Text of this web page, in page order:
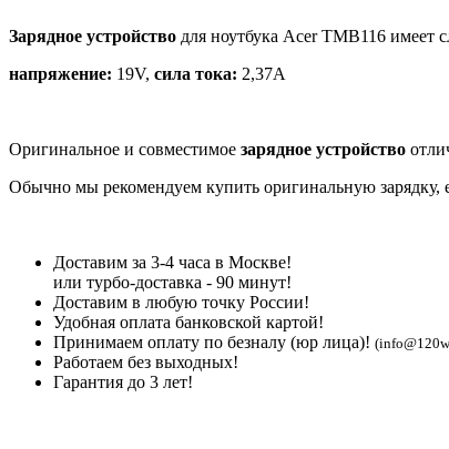
Зарядное устройство для ноутбука Acer TMB116 имеет
напряжение: 19V, сила тока: 2,37A
Оригинальное и совместимое зарядное устройство
Обычно мы рекомендуем купить оригинальную зарядку,
Доставим за 3-4 часа в Москве!
или турбо-доставка - 90 минут!
Доставим в любую точку России!
Удобная оплата банковской картой!
Принимаем оплату по безналу (юр лица)!
Работаем без выходных!
Гарантия до 3 лет!